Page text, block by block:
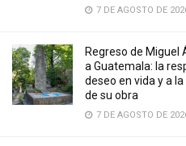
7 DE AGOSTO DE
Regreso de Miguel
a Guatemala: la
deseo en vida y a
de su obra
7 DE AGOSTO DE